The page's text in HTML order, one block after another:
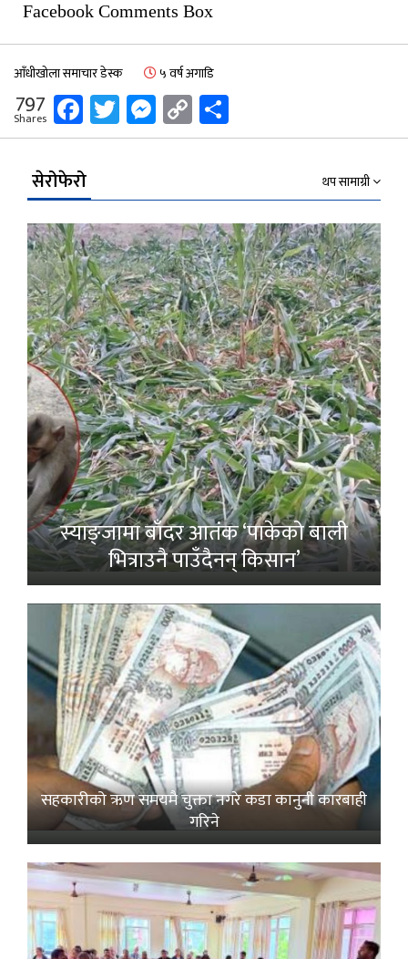
Facebook Comments Box
आँधीखोला समाचार डेस्क ५ वर्ष अगाडि
797
Shares Facebook
Twitter
Messenger
Copy
Link
सेरोफेरो थप सामाग्री
स्याङ्जामा बाँदर आतंक ‘पाकेको बाली
भित्राउनै पाउँदैनन् किसान’
सहकारीको ऋण समयमै चुक्ता नगरे कडा कानुनी कारबाही
गरिने